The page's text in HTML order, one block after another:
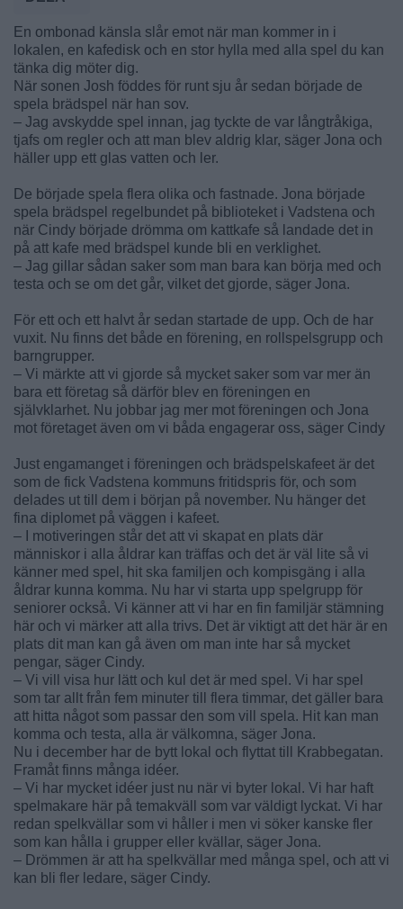
En ombonad känsla slår emot när man kommer in i
lokalen, en kafedisk och en stor hylla med alla spel du kan
tänka dig möter dig.
När sonen Josh föddes för runt sju år sedan började de
spela brädspel när han sov.
– Jag avskydde spel innan, jag tyckte de var långtråkiga,
tjafs om regler och att man blev aldrig klar, säger Jona och
häller upp ett glas vatten och ler.
De började spela flera olika och fastnade. Jona började
spela brädspel regelbundet på biblioteket i Vadstena och
när Cindy började drömma om kattkafe så landade det in
på att kafe med brädspel kunde bli en verklighet.
– Jag gillar sådan saker som man bara kan börja med och
testa och se om det går, vilket det gjorde, säger Jona.
För ett och ett halvt år sedan startade de upp. Och de har
vuxit. Nu finns det både en förening, en rollspelsgrupp och
barngrupper.
– Vi märkte att vi gjorde så mycket saker som var mer än
bara ett företag så därför blev en föreningen en
självklarhet. Nu jobbar jag mer mot föreningen och Jona
mot företaget även om vi båda engagerar oss, säger Cindy
Just engamanget i föreningen och brädspelskafeet är det
som de fick Vadstena kommuns fritidspris för, och som
delades ut till dem i början på november. Nu hänger det
fina diplomet på väggen i kafeet.
– I motiveringen står det att vi skapat en plats där
människor i alla åldrar kan träffas och det är väl lite så vi
känner med spel, hit ska familjen och kompisgäng i alla
åldrar kunna komma. Nu har vi starta upp spelgrupp för
seniorer också. Vi känner att vi har en fin familjär stämning
här och vi märker att alla trivs. Det är viktigt att det här är en
plats dit man kan gå även om man inte har så mycket
pengar, säger Cindy.
– Vi vill visa hur lätt och kul det är med spel. Vi har spel
som tar allt från fem minuter till flera timmar, det gäller bara
att hitta något som passar den som vill spela. Hit kan man
komma och testa, alla är välkomna, säger Jona.
Nu i december har de bytt lokal och flyttat till Krabbegatan.
Framåt finns många idéer.
– Vi har mycket idéer just nu när vi byter lokal. Vi har haft
spelmakare här på temakväll som var väldigt lyckat. Vi har
redan spelkvällar som vi håller i men vi söker kanske fler
som kan hålla i grupper eller kvällar, säger Jona.
– Drömmen är att ha spelkvällar med många spel, och att vi
kan bli fler ledare, säger Cindy.